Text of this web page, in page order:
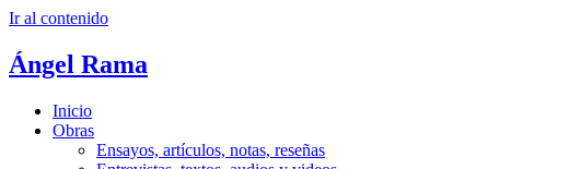
Ir al contenido
Ángel Rama
Inicio
Obras
Ensayos, artículos, notas, reseñas